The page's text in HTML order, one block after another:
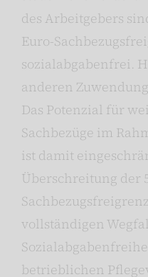
des Arbeitgebers
Euro-
sozialabgabenfrei.
anderen
Das Potenzial für
Sachbezüge im
ist damit
Überschreitung der
vollständigen
betrieblichen